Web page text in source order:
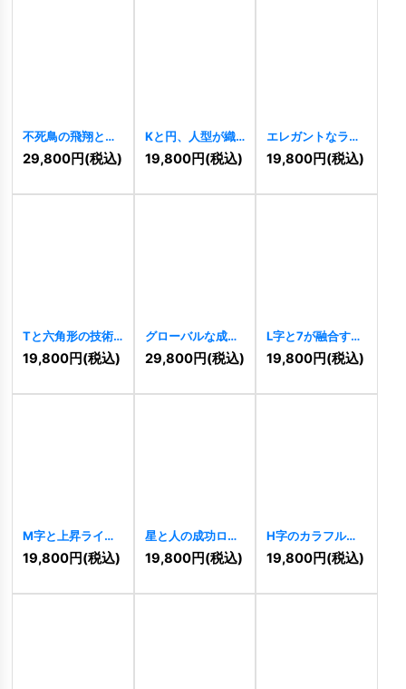
不死鳥の飛翔と輝
きを示す勝利のロ
[10891 ]
29,800円(税込)
Kと円、人型が織
りなす革新と信頼
のロゴ [10882]
19,800円(税込)
エレガントなライ
ンの無限大ロゴ
10839 ]
19,800円(税込)
Tと六角形の技術
的つながりロゴ
10807]
19,800円(税込)
グローバルな成長
と人を示すI型ロゴ
10796 ]
29,800円(税込)
L字と7が融合する
スピードテクノロ
ジーロゴ 10513]
19,800円(税込)
M字と上昇ライン
のダイナミックロ
ゴ [ 10490]
19,800円(税込)
星と人の成功ロゴ
[10485]
19,800円(税込)
H字のカラフルな
虹の希望ロゴ
10454]
19,800円(税込)